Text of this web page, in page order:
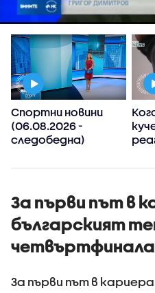
Спортни новини
(06.08.2026 -
следобедна)
За първи път в
българският
За първи път в